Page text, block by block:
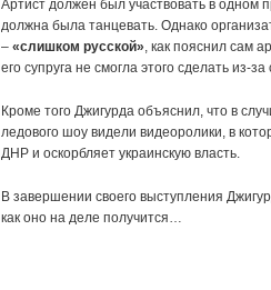
Артист должен был участвовать в одном
должна была танцевать. Однако
– «слишком русской», как пояснил сам
его супруга не смогла этого сделать из-
Кроме того Джигурда объяснил, что в
ледового шоу видели видеоролики, в
ДНР и оскорбляет украинскую власть.
В завершении своего выступления
как оно на деле получится…